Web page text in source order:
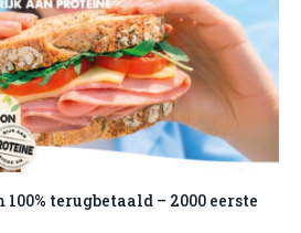
terugbetaald – 2000 eerste